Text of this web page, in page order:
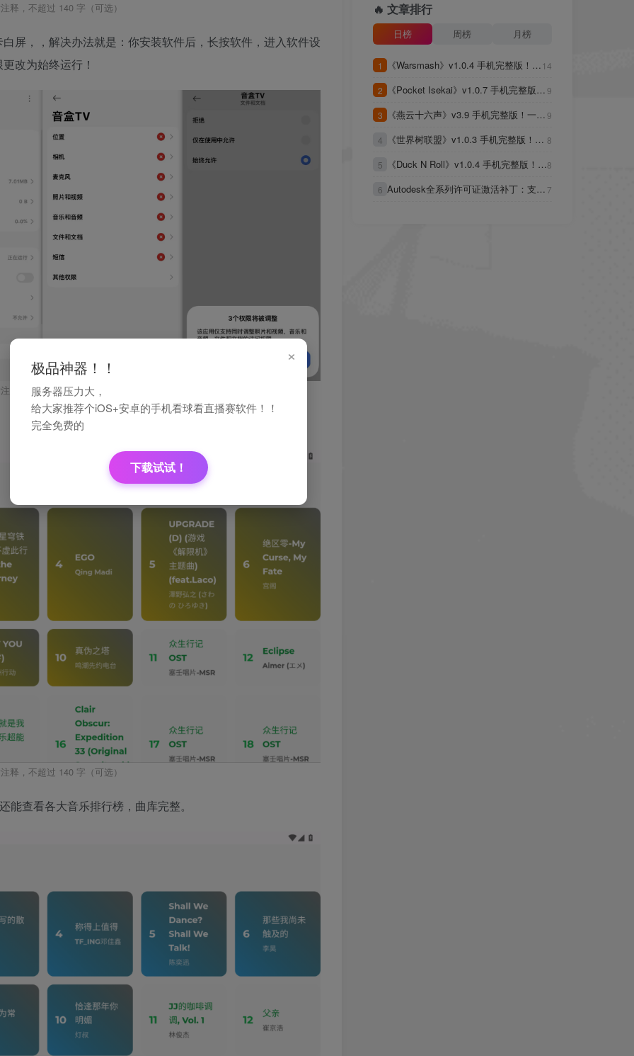
释，不超过 140 字（可选）
屏，，解决办法就是：你安装软件后，长按软件，进入软件设
改为始终运行！
释，不超过 140 字（可选）
释，不超过 140 字（可选）
能查看各大音乐排行榜，曲库完整。
🔥 文章排行
日榜 周榜 月榜
1
《Warsmash》v1.0.4 手机完整版！一
对战玩法的免费工具，支持本地和在
14
2
《Pocket Isekai》v1.0.7 手机完整版！
持地形自由改造，适合长期投入的建造
9
3
《燕云十六声》v3.9 手机完整版！一款
动态气候系统的单机向动作RPG手游，
游玩
9
4
《世界树联盟》v1.0.3 手机完整版！基
系统，战斗结果完全由决策顺序与站位
8
5
《Duck N Roll》v1.0.4 手机完整版！掷
数分配策略替代传统回合制指令
8
6 Autodesk全系列许可证激活补丁：支持 7
×
极品神器！！
服务器压力大，
给大家推荐个iOS+安卓的手机看球看直播赛软件！！
完全免费的
下载试试！